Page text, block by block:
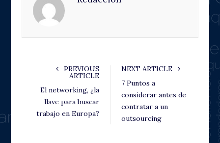
PREVIOUS
ARTICLE
El networking, ¿la
llave para buscar
trabajo en Europa?
NEXT ARTICLE
7 Puntos a
considerar antes de
contratar a un
outsourcing